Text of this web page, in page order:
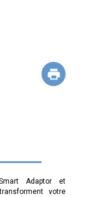
Adaptor et
votre